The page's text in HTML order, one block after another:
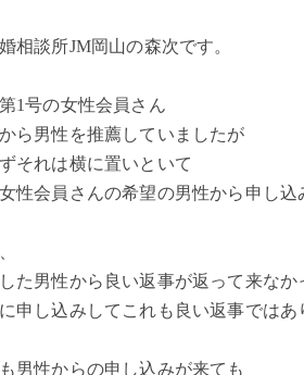
相談所JM岡山の森次です。
1号の女性会員さん
ら男性を推薦していましたが
それは横に置いといて
性会員さんの希望の男性から申し込
た男性から良い返事が返って来なか
申し込みしてこれも良い返事ではあ
男性からの申し込みが来ても